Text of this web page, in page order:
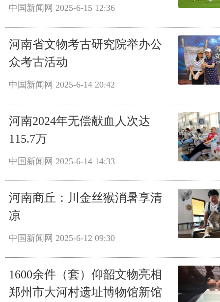
中国新闻网 2025-6-15 12:36
河南省文物考古研究院举办公
众考古活动
中国新闻网 2025-6-14 20:42
河南2024年无偿献血人次达
115.7万
中国新闻网 2025-6-14 14:33
河南商丘：川金丝猴消暑享清
凉
中国新闻网 2025-6-12 09:30
1600余件（套）仰韶文物亮相
郑州市大河村遗址博物馆新馆